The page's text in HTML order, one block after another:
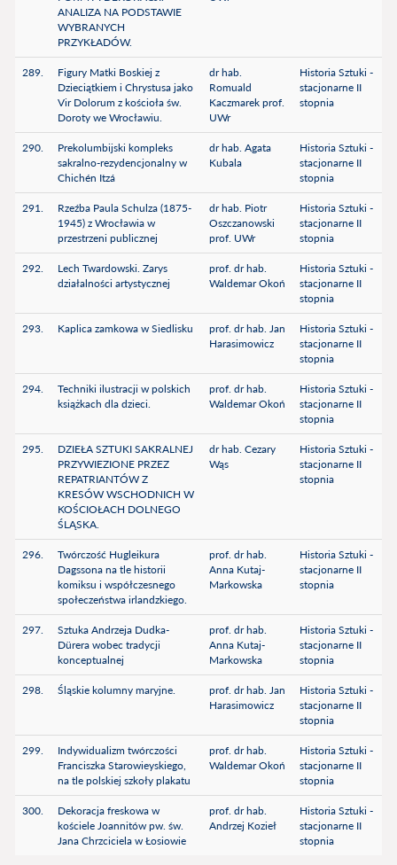
ANALIZA NA PODSTAWIE
WYBRANYCH
PRZYKŁADÓW.
289.
Figury Matki Boskiej z
Dzieciątkiem i Chrystusa jako
Vir Dolorum z kościoła św.
Doroty we Wrocławiu.
dr hab.
Romuald
Kaczmarek prof.
UWr
Historia Sztuki -
stacjonarne II
stopnia
290.
Prekolumbijski kompleks
sakralno-rezydencjonalny w
Chichén Itzá
dr hab. Agata
Kubala
Historia Sztuki -
stacjonarne II
stopnia
291.
Rzeźba Paula Schulza (1875-
1945) z Wrocławia w
przestrzeni publicznej
dr hab. Piotr
Oszczanowski
prof. UWr
Historia Sztuki -
stacjonarne II
stopnia
292.
Lech Twardowski. Zarys
działalności artystycznej
prof. dr hab.
Waldemar Okoń
Historia Sztuki -
stacjonarne II
stopnia
293. Kaplica zamkowa w Siedlisku
prof. dr hab. Jan
Harasimowicz
Historia Sztuki -
stacjonarne II
stopnia
294.
Techniki ilustracji w polskich
książkach dla dzieci.
prof. dr hab.
Waldemar Okoń
Historia Sztuki -
stacjonarne II
stopnia
295.
DZIEŁA SZTUKI SAKRALNEJ
PRZYWIEZIONE PRZEZ
REPATRIANTÓW Z
KRESÓW WSCHODNICH W
KOŚCIOŁACH DOLNEGO
ŚLĄSKA.
dr hab. Cezary
Wąs
Historia Sztuki -
stacjonarne II
stopnia
296.
Twórczość Hugleikura
Dagssona na tle historii
komiksu i współczesnego
społeczeństwa irlandzkiego.
prof. dr hab.
Anna Kutaj-
Markowska
Historia Sztuki -
stacjonarne II
stopnia
297.
Sztuka Andrzeja Dudka-
Dürera wobec tradycji
konceptualnej
prof. dr hab.
Anna Kutaj-
Markowska
Historia Sztuki -
stacjonarne II
stopnia
298. Śląskie kolumny maryjne.
prof. dr hab. Jan
Harasimowicz
Historia Sztuki -
stacjonarne II
stopnia
299.
Indywidualizm twórczości
Franciszka Starowieyskiego,
na tle polskiej szkoły plakatu
prof. dr hab.
Waldemar Okoń
Historia Sztuki -
stacjonarne II
stopnia
300.
Dekoracja freskowa w
kościele Joannitów pw. św.
Jana Chrzciciela w Łosiowie
prof. dr hab.
Andrzej Kozieł
Historia Sztuki -
stacjonarne II
stopnia